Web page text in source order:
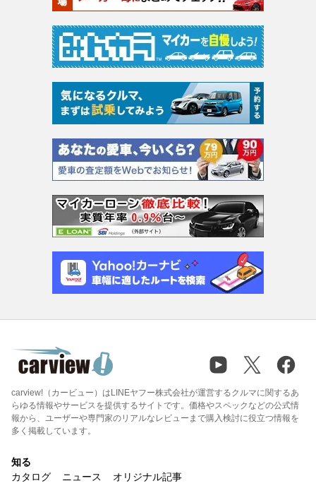
carview!（カービュー）はLINEヤフー株式会社が運営するクルマに関するあ
らゆる情報やサービスを提供するサイトです。価格やスペックなどの公式情
報から、ユーザーや専門家のリアルなレビューまで購入検討に役立つ情報を
多く掲載しています。
知る
カタログ
ニュース オリジナル記事